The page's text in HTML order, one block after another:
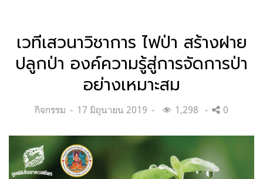
เวทีเสวนาวิชาการ ไฟป่า สร้างฝาย
ปลูกป่า องค์ความรู้สู่การจัดการป่า
อย่างเหมาะสม
Categories:
กิจกรรม
Posted
17 มิถุนายน 2019 1,298 0